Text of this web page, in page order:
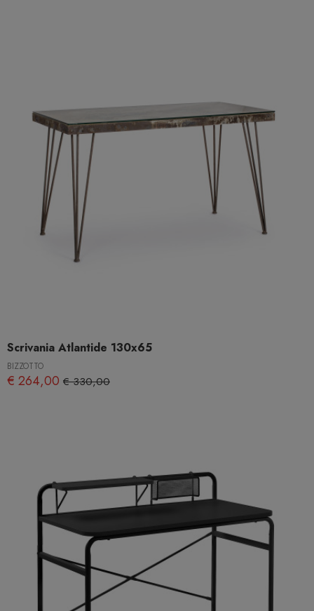
Scrivania Atlantide 130x65
BIZZOTTO
€ 264,00 € 330,00